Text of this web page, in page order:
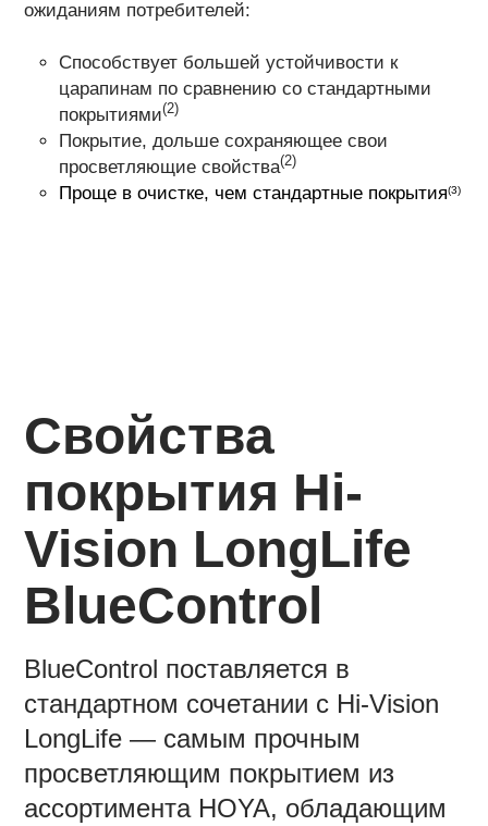
ожиданиям потребителей:
Способствует большей устойчивости к
царапинам по сравнению со стандартными
покрытиями(2)
Покрытие, дольше сохраняющее свои
просветляющие свойства(2)
Проще в очистке, чем стандартные покрытия(3)
Свойства
покрытия Hi-
Vision LongLife
BlueControl
BlueControl поставляется в
стандартном сочетании с Hi-Vision
LongLife — самым прочным
просветляющим покрытием из
ассортимента HOYA, обладающим